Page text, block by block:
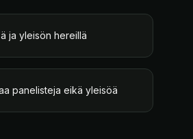
ja yleisön hereillä
panelisteja eikä yleisöä